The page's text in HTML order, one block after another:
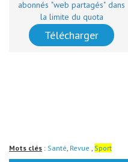
abonnés "web partagés" dans
la limite du quota
Télécharger
Mots clés : Santé, Revue , Sport